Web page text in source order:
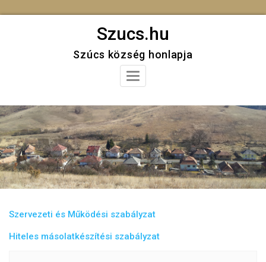
Szucs.hu
Szúcs község honlapja
Toggle
Szervezeti és Működési szabályzat
Hiteles másolatkészítési szabályzat